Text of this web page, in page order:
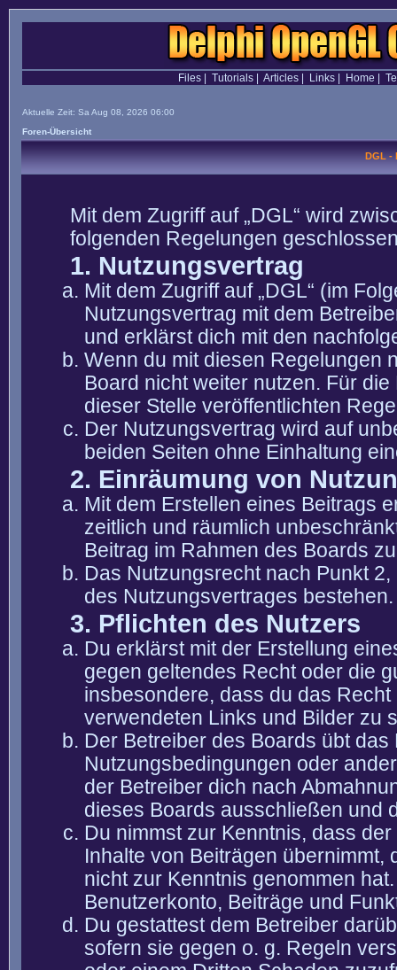
Files| Tutorials| Articles| Links| Home
Aktuelle Zeit: Sa Aug 08, 2026 06:00
Foren-Übersicht
DGL -
Mit dem Zugriff auf „DGL“ wird
folgenden Regelungen
1. Nutzungsvertrag
Mit dem Zugriff auf „DGL“ (im
Nutzungsvertrag mit dem
und erklärst dich mit den
Wenn du mit diesen Regelungen
Board nicht weiter nutzen. Für
dieser Stelle veröffentlichten
Der Nutzungsvertrag wird auf
beiden Seiten ohne Einhaltung
2. Einräumung von
Mit dem Erstellen eines Beitrags
zeitlich und räumlich
Beitrag im Rahmen des Boards
Das Nutzungsrecht nach Punkt
des Nutzungsvertrages bestehen.
3. Pflichten des Nutzers
Du erklärst mit der Erstellung
gegen geltendes Recht oder die
insbesondere, dass du das
verwendeten Links und Bilder zu
Der Betreiber des Boards übt
Nutzungsbedingungen oder
der Betreiber dich nach
dieses Boards ausschließen und
Du nimmst zur Kenntnis, dass
Inhalte von Beiträgen übernimmt,
nicht zur Kenntnis genommen
Benutzerkonto, Beiträge und
Du gestattest dem Betreiber
sofern sie gegen o. g. Regeln